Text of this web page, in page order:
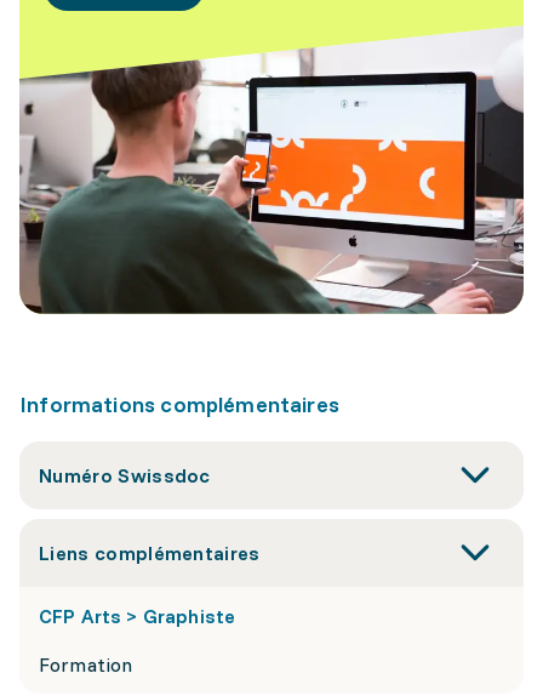
Informations complémentaires
Numéro Swissdoc
Liens complémentaires
CFP Arts > Graphiste
Formation